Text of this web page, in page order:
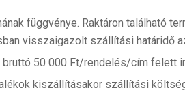
függvénye. Raktáron található
visszaigazolt szállítási határidő
50 000 Ft/rendelés/cím felett
kiszállításakor szállítási